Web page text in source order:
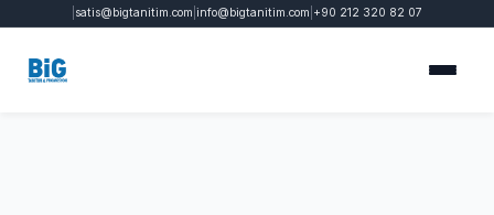
satis@bigtanitim.com info@bigtanitim.com +90 212 320 82 07